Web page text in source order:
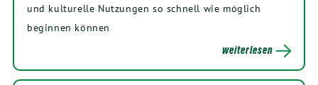
und kulturelle Nutzungen so schnell wie möglich
beginnen können
weiterlesen